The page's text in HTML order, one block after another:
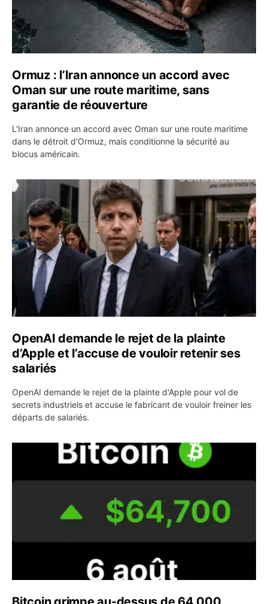
Ormuz : l’Iran annonce un accord avec
Oman sur une route maritime, sans
garantie de réouverture
L'Iran annonce un accord avec Oman sur une route maritime
dans le détroit d'Ormuz, mais conditionne la sécurité au
blocus américain.
OpenAI demande le rejet de la plainte d’Apple et
OpenAI demande le rejet de la plainte
d’Apple et l’accuse de vouloir retenir ses
salariés
OpenAI demande le rejet de la plainte d'Apple pour vol de
secrets industriels et accuse le fabricant de vouloir freiner les
départs de salariés.
Bitcoin grimpe au-dessus de 64 000 dollars avant